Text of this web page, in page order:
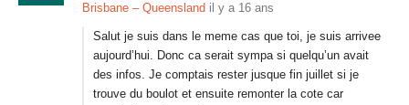
Brisbane – Queensland il y a 16 ans
Salut je suis dans le meme cas que toi, je suis arrivee
aujourd’hui. Donc ca serait sympa si quelqu’un avait
des infos. Je comptais rester jusque fin juillet si je
trouve du boulot et ensuite remonter la cote car